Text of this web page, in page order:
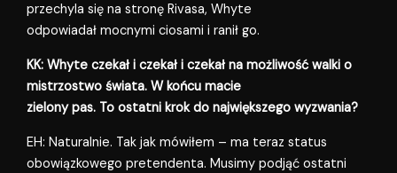
przechyla się na stronę Rivasa, Whyte
odpowiadał mocnymi ciosami i ranił go.
KK: Whyte czekał i czekał i czekał na możliwość walki o
mistrzostwo świata. W końcu macie
zielony pas. To ostatni krok do największego wyzwania?
EH: Naturalnie. Tak jak mówiłem – ma teraz status
obowiązkowego pretendenta. Musimy podjąć ostatni